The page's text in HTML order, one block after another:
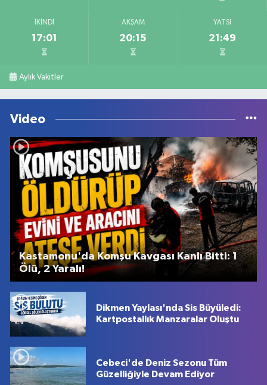
İKINDI
17:01
AKŞAM
20:15
YATSI
21:49
Aylık Vakitler
Video
Kastamonu'da Komşu Kavgası Kanlı Bitti: 1
Ölü, 2 Yaralı!
Dikmen Yaylası'nda Sis Büyüledi:
Kartpostallık Manzaralar Oluştu
Cebeci'de Deniz Sezonu Tüm
Güzelliğiyle Devam Ediyor